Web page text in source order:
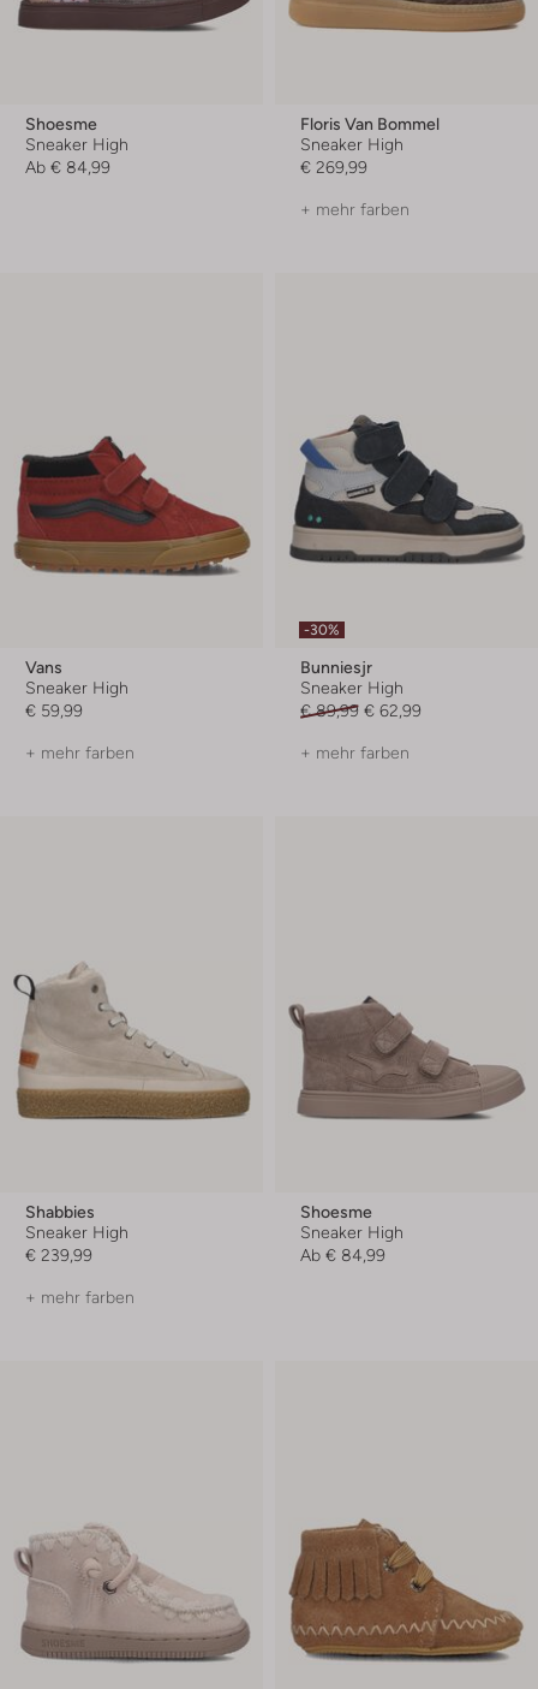
Shoesme
Sneaker High
Ab € 84,99
Floris Van Bommel
Sneaker High
€ 269,99
+ mehr farben
Vans
Sneaker High
€ 59,99
+ mehr farben
-30%
Bunniesjr
Sneaker High
€ 89,99 € 62,99
+ mehr farben
Shabbies
Sneaker High
€ 239,99
+ mehr farben
Shoesme
Sneaker High
Ab € 84,99